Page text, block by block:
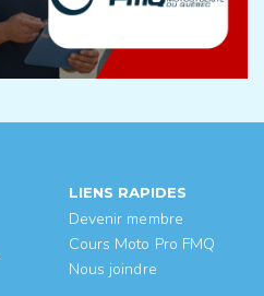
LIENS RAPIDES
Devenir membre
Cours Moto Pro FMQ
Nous joindre